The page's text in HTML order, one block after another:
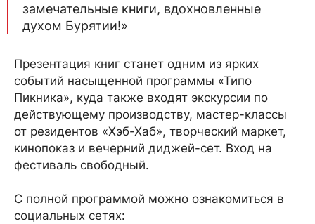
замечательные книги, вдохновленные
духом Бурятии!»
Презентация книг станет одним из ярких
событий насыщенной программы «Типо
Пикника», куда также входят экскурсии по
действующему производству, мастер-классы
от резидентов «Хэб-Хаб», творческий маркет,
кинопоказ и вечерний диджей-сет. Вход на
фестиваль свободный.
С полной программой можно ознакомиться в
социальных сетях: